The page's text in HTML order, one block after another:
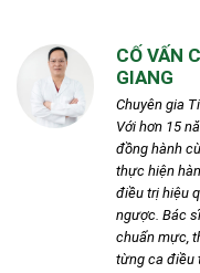
CỐ VẤN
GIANG
Chuyên gia
Với hơn 15
đồng hành
thực hiện
điều trị hiệu
ngược. Bác
chuẩn mực,
từng ca điều